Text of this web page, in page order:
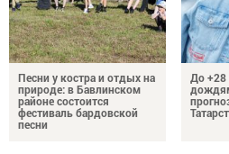
Песни у костра и отдых на
природе: в Бавлинском
районе состоится
фестиваль бардовской
песни
До +28